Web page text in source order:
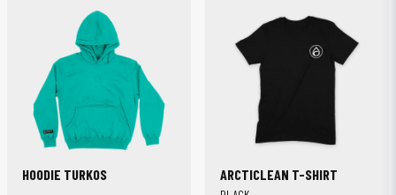
HOODIE TURKOS ARCTICLEAN T-SHIRT